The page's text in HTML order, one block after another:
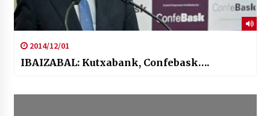
2014/12/01
IBAIZABAL: Kutxabank, Confebask….